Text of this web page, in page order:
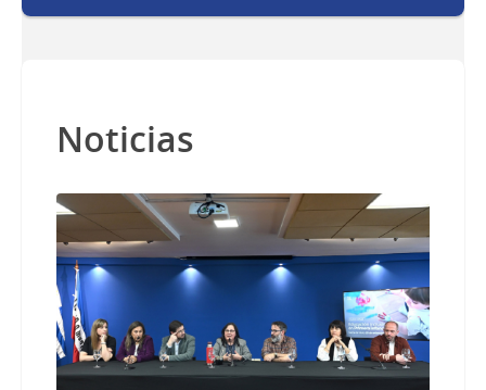
Noticias